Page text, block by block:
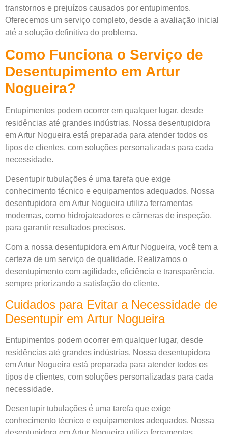
transtornos e prejuízos causados por entupimentos.
Oferecemos um serviço completo, desde a avaliação inicial
até a solução definitiva do problema.
Como Funciona o Serviço de
Desentupimento em Artur
Nogueira?
Entupimentos podem ocorrer em qualquer lugar, desde
residências até grandes indústrias. Nossa desentupidora
em Artur Nogueira está preparada para atender todos os
tipos de clientes, com soluções personalizadas para cada
necessidade.
Desentupir tubulações é uma tarefa que exige
conhecimento técnico e equipamentos adequados. Nossa
desentupidora em Artur Nogueira utiliza ferramentas
modernas, como hidrojateadores e câmeras de inspeção,
para garantir resultados precisos.
Com a nossa desentupidora em Artur Nogueira, você tem a
certeza de um serviço de qualidade. Realizamos o
desentupimento com agilidade, eficiência e transparência,
sempre priorizando a satisfação do cliente.
Cuidados para Evitar a Necessidade de
Desentupir em Artur Nogueira
Entupimentos podem ocorrer em qualquer lugar, desde
residências até grandes indústrias. Nossa desentupidora
em Artur Nogueira está preparada para atender todos os
tipos de clientes, com soluções personalizadas para cada
necessidade.
Desentupir tubulações é uma tarefa que exige
conhecimento técnico e equipamentos adequados. Nossa